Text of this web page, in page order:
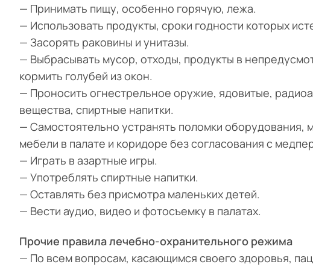
— Принимать пищу, особенно горячую, лежа.
— Использовать продукты, сроки годности которых
— Засорять раковины и унитазы.
— Выбрасывать мусор, отходы, продукты в
кормить голубей из окон.
— Проносить огнестрельное оружие, ядовитые,
вещества, спиртные напитки.
— Самостоятельно устранять поломки оборудования,
мебели в палате и коридоре без согласования с
— Играть в азартные игры.
— Употреблять спиртные напитки.
— Оставлять без присмотра маленьких детей.
— Вести аудио, видео и фотосъемку в палатах.
Прочие правила лечебно-охранительного режима
— По всем вопросам, касающимся своего здоровья,